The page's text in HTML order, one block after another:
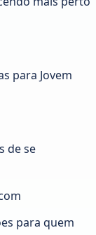
para Jovem
de se
para quem